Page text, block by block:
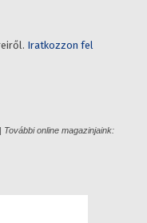
Iratkozzon fel
online magazinjaink: